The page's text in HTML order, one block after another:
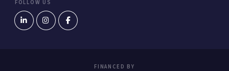
FOLLOW US
FINANCED BY